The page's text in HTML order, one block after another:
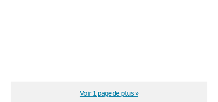
Voir 1 page de plus »